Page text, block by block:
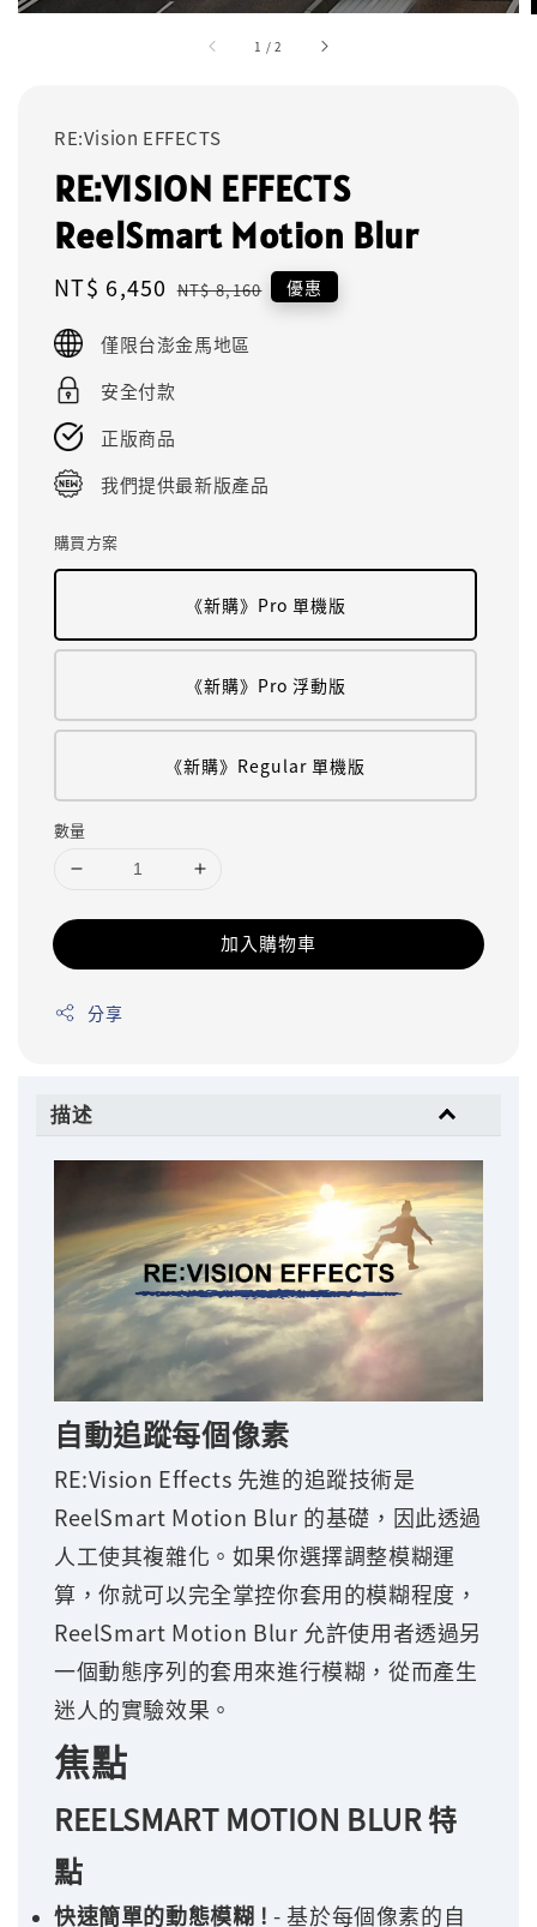
1 /2
RE:Vision EFFECTS
RE:VISION EFFECTS
ReelSmart Motion Blur
Sale
NT$ 6,450 Regular
NT$ 8,160 優惠
僅限台澎金馬地區
安全付款
正版商品
我們提供最新版產品
購買方案
《新購》Pro 單機版
《新購》Pro 浮動版
《新購》Regular 單機版
數量
加入購物車
分享
描述
自動追蹤每個像素
RE:Vision Effects 先進的追蹤技術是
ReelSmart Motion Blur 的基礎，因此透過
人工使其複雜化。如果你選擇調整模糊運
算，你就可以完全掌控你套用的模糊程度，
ReelSmart Motion Blur 允許使用者透過另
一個動態序列的套用來進行模糊，從而產生
迷人的實驗效果。
焦點
REELSMART MOTION BLUR 特
點
快速簡單的動態模糊 ! - 基於每個像素的自